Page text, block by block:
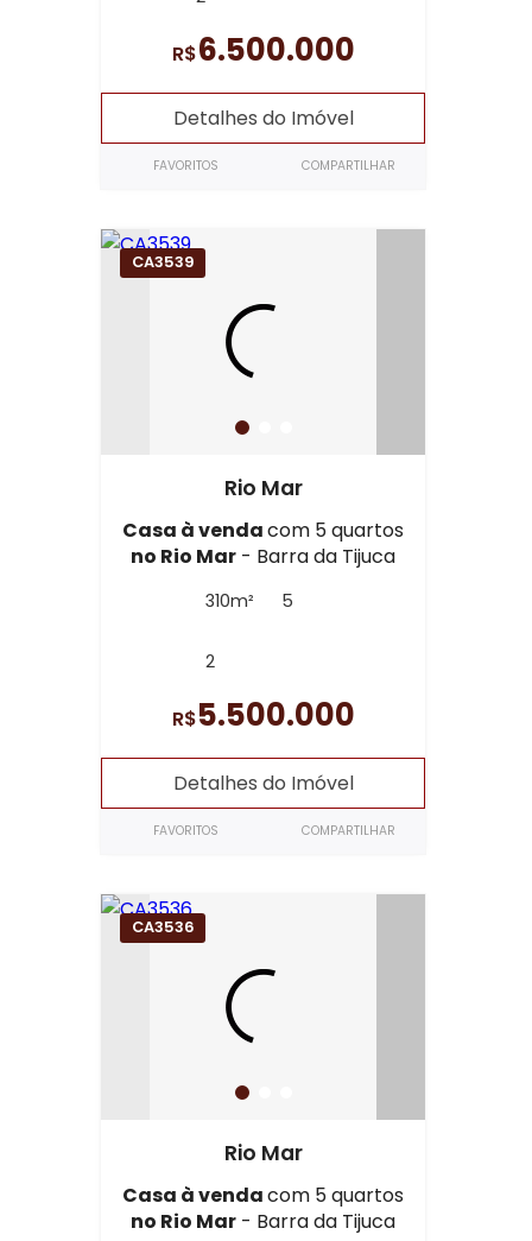
R$6.500.000
Detalhes do Imóvel
FAVORITOS COMPARTILHAR
CA3539
Rio Mar
Casa à vendacom 5 quartos
no Rio Mar - Barra da Tijuca
310m² 5
2
R$5.500.000
Detalhes do Imóvel
FAVORITOS COMPARTILHAR
CA3536
Rio Mar
Casa à vendacom 5 quartos
no Rio Mar - Barra da Tijuca